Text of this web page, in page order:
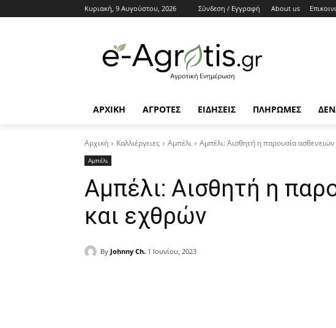
Κυριακή, 9 Αυγούστου, 2026 Σύνδεση / Εγγραφή About us
ΑΡΧΙΚΗ AΓΡΟΤΕΣ ΕΙΔΗΣΕΙΣ ΠΛΗΡΩΜΕΣ
Αρχική Καλλιέργειες Αμπέλι Αμπέλι: Αισθητή η παρουσία
Αμπέλι
Αμπέλι: Αισθητή η
και εχθρών
By Johnny Ch. 1 Ιουνίου, 2023